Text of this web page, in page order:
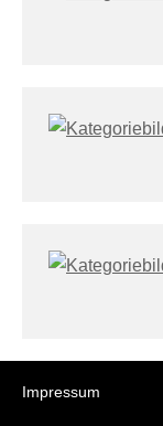
Impressum